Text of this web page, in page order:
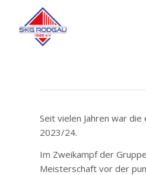
Seit vielen Jahren war
2023/24.
Im Zweikampf der
Meisterschaft vor der